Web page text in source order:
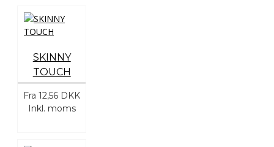
SKINNY
TOUCH
Fra 12,56 DKK
Inkl. moms